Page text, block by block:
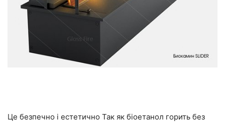
Це безпечно і естетично Так як біоетанол горить без